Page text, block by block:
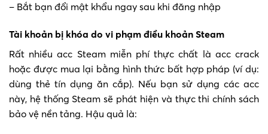
– Bắt bạn đổi mật khẩu ngay sau khi đăng nhập
Tài khoản bị khóa do vi phạm điều khoản Steam
Rất nhiều acc Steam miễn phí thực chất là acc crack
hoặc được mua lại bằng hình thức bất hợp pháp (ví dụ:
dùng thẻ tín dụng ăn cắp). Nếu bạn sử dụng các acc
này, hệ thống Steam sẽ phát hiện và thực thi chính sách
bảo vệ nền tảng. Hậu quả là: